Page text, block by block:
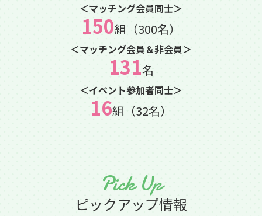
＜マッチング会員同士＞
150組（300名）
＜マッチング会員＆非会員＞
131名
＜イベント参加者同士＞
16組（32名）
Pick Up
ピックアップ情報